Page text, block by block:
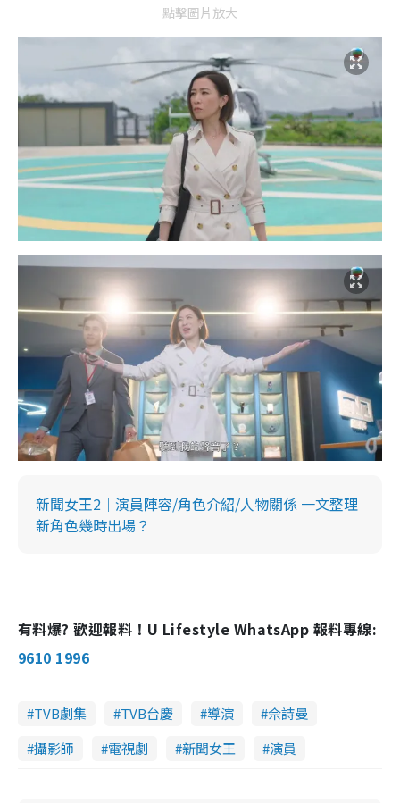
點擊圖片放大
新聞女王2｜演員陣容/角色介紹/人物關係 一文整理
新角色幾時出場？
有料爆? 歡迎報料！U Lifestyle WhatsApp 報料專線:
9610 1996
TVB劇集 TVB台慶 導演
佘詩曼
攝影師
電視劇 新聞女王 演員